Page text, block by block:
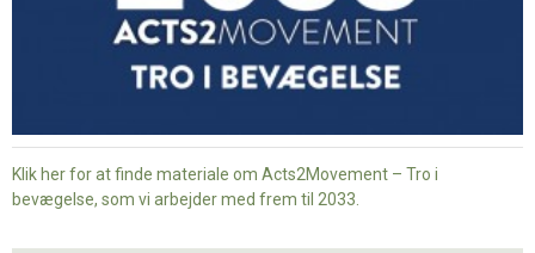
Klik her for at finde materiale om Acts2Movement – Tro i
bevægelse, som vi arbejder med frem til 2033.